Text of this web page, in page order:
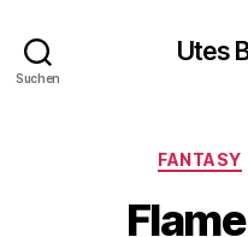
Suchen
Utes
FANTASY